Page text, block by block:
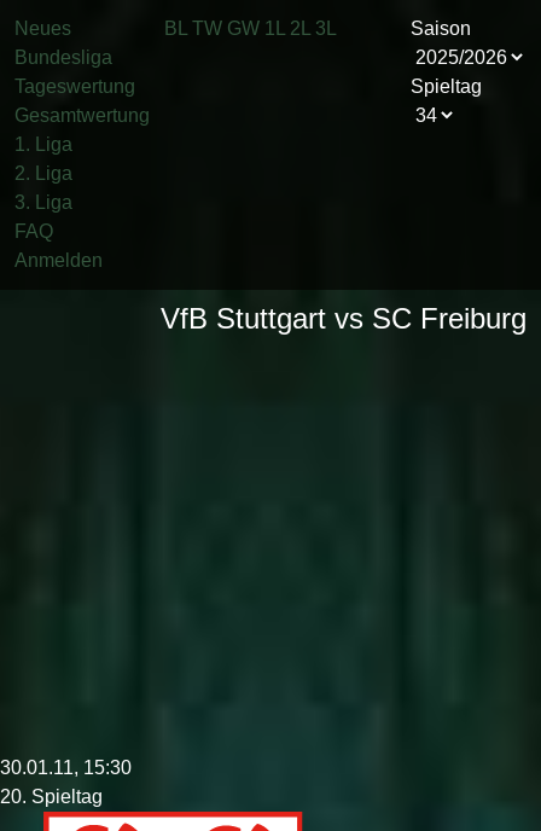
Neues
Bundesliga
Tageswertung
Gesamtwertung
1. Liga
2. Liga
3. Liga
FAQ
Anmelden
BL TW GW 1L 2L 3L Saison
Spieltag
VfB Stuttgart vs SC Freiburg
30.01.11, 15:30
20. Spieltag